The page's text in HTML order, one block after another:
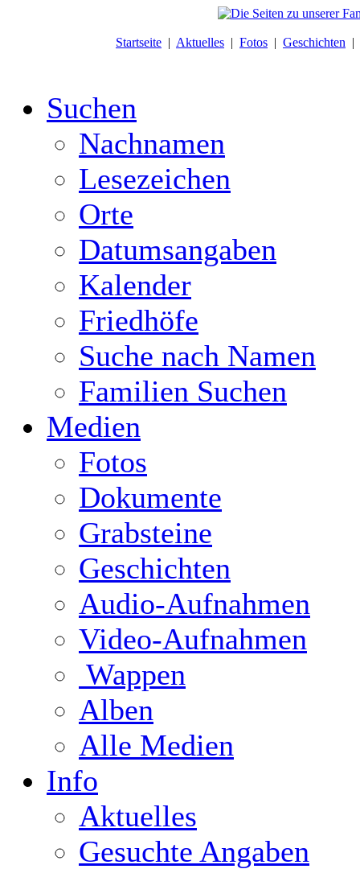
Startseite | Aktuelles | Fotos | Geschichten |
Suchen
Nachnamen
Lesezeichen
Orte
Datumsangaben
Kalender
Friedhöfe
Suche nach Namen
Familien Suchen
Medien
Fotos
Dokumente
Grabsteine
Geschichten
Audio-Aufnahmen
Video-Aufnahmen
Wappen
Alben
Alle Medien
Info
Aktuelles
Gesuchte Angaben